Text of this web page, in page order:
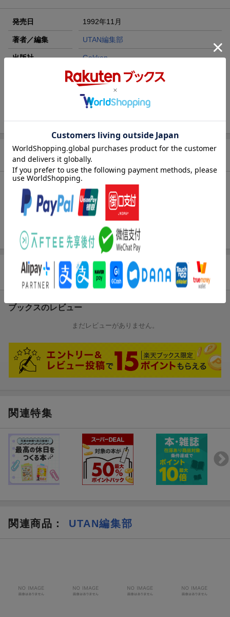
発売日 1992年11月
著者／編集 UTAN編集部
出版社 Gakken
事・辞典
488p
商品説明
目次（「BOOK」データベースより）
１ 大気・気象／２ 河川・海洋／水／３ 自然・生態系／４
エネルギー／５ ごみ・リサイクル／６ 食・農業／７ 生活環
境／８ 地球環境／環境関連団体連絡先
商品レビュー
ブックスのレビュー
まだレビューがありません。
関連特集
関連商品 ： UTAN編集部